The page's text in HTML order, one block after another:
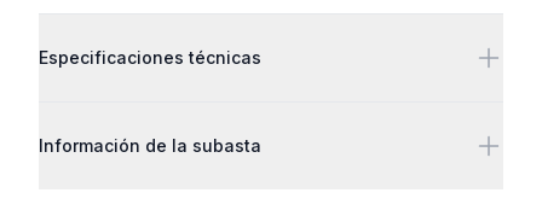
Especificaciones técnicas
Información de la subasta